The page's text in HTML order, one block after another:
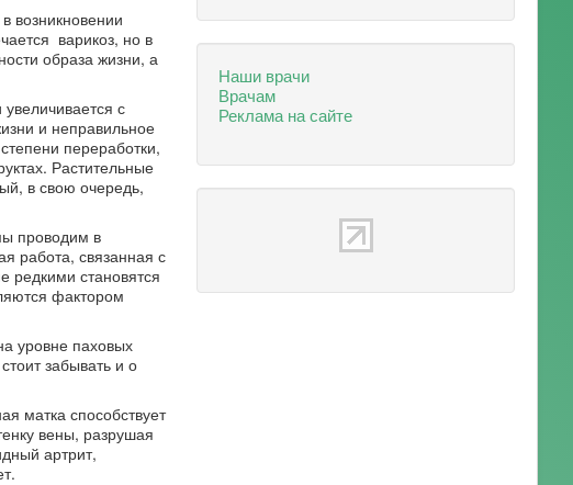
возникновении
варикоз, но в
образа жизни, а
с
и неправильное
переработки,
Растительные
в свою очередь,
проводим в
работа, связанная с
редкими становятся
фактором
уровне паховых
забывать и о
матка способствует
вены, разрушая
артрит,
Наши врачи
Врачам
Реклама на сайте